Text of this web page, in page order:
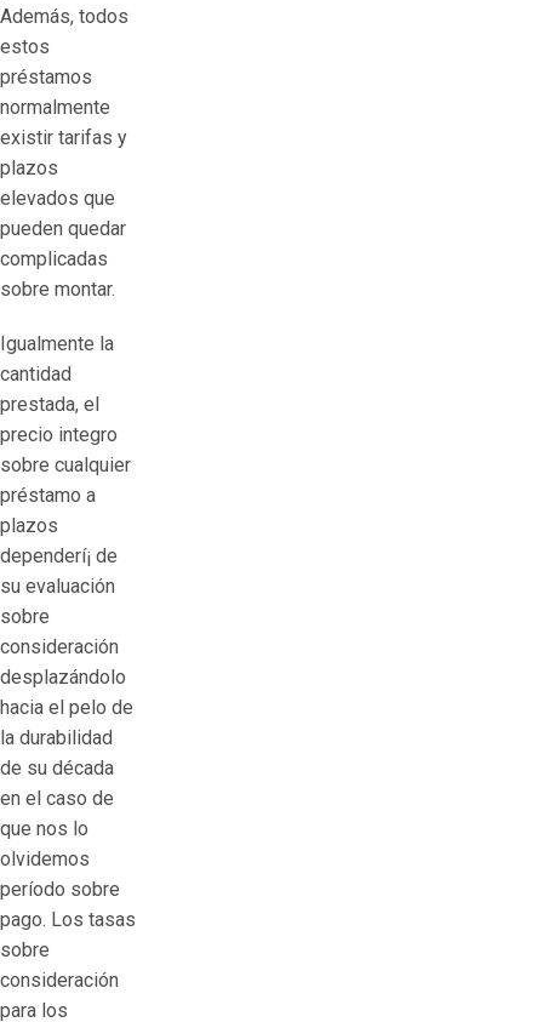
Además, todos
estos
préstamos
normalmente
existir tarifas y
plazos
elevados que
pueden quedar
complicadas
sobre montar.
Igualmente la
cantidad
prestada, el
precio integro
sobre cualquier
préstamo a
plazos
dependerí¡ de
su evaluación
sobre
consideración
desplazándolo
hacia el pelo de
la durabilidad
de su década
en el caso de
que nos lo
olvidemos
período sobre
pago. Los tasas
sobre
consideración
para los